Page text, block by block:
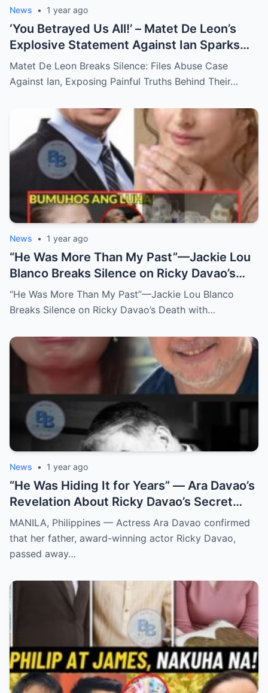
News • 1 year ago
‘You Betrayed Us All!’ – Matet De Leon’s
Explosive Statement Against Ian Sparks
National Outrage Over Family Secrets and
Long-Buried Conflicts
Matet De Leon Breaks Silence: Files Abuse Case
Against Ian, Exposing Painful Truths Behind Their…
News • 1 year ago
“He Was More Than My Past”—Jackie Lou
Blanco Breaks Silence on Ricky Davao’s
Death with Heartfelt Farewell
“He Was More Than My Past”—Jackie Lou Blanco
Breaks Silence on Ricky Davao’s Death with…
News • 1 year ago
“He Was Hiding It for Years” — Ara Davao’s
Revelation About Ricky Davao’s Secret
Illness Before Death Leaves Everyone
Speechless
MANILA, Philippines — Actress Ara Davao confirmed
that her father, award-winning actor Ricky Davao,
passed away…